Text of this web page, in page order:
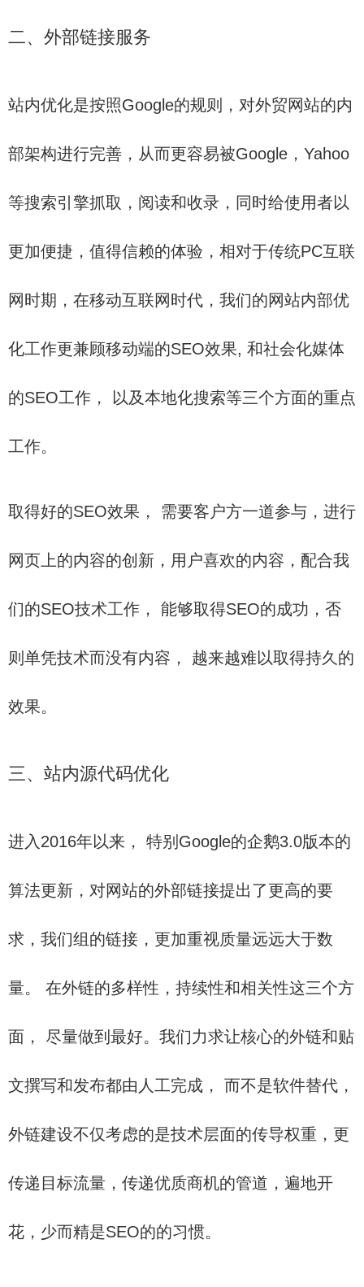
二、外部链接服务
站内优化是按照Google的规则，对外贸网站的内
部架构进行完善，从而更容易被Google，Yahoo
等搜索引擎抓取，阅读和收录，同时给使用者以
更加便捷，值得信赖的体验，相对于传统PC互联
网时期，在移动互联网时代，我们的网站内部优
化工作更兼顾移动端的SEO效果, 和社会化媒体
的SEO工作， 以及本地化搜索等三个方面的重点
工作。
取得好的SEO效果， 需要客户方一道参与，进行
网页上的内容的创新，用户喜欢的内容，配合我
们的SEO技术工作， 能够取得SEO的成功，否
则单凭技术而没有内容， 越来越难以取得持久的
效果。
三、站内源代码优化
进入2016年以来， 特别Google的企鹅3.0版本的
算法更新，对网站的外部链接提出了更高的要
求，我们组的链接，更加重视质量远远大于数
量。 在外链的多样性，持续性和相关性这三个方
面， 尽量做到最好。我们力求让核心的外链和贴
文撰写和发布都由人工完成， 而不是软件替代，
外链建设不仅考虑的是技术层面的传导权重，更
传递目标流量，传递优质商机的管道，遍地开
花，少而精是SEO的的习惯。